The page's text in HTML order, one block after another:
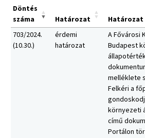
Döntés
száma
Határozat
Határozat
703/2024.
(10.30.)
érdemi
határozat
A Fővárosi
Budapest
melléklete
Felkéri a
környezeti
című
Portálon